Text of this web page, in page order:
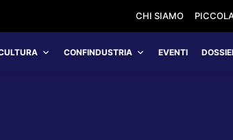
CHI SIAMO
CONFINDUSTRIA EVENTI